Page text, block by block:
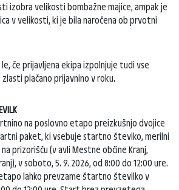
izobra velikosti bombažne majice, ampak je
v velikosti, ki je bila naročena ob prvotni
če prijavljena ekipa izpolnjuje tudi vse
plačano prijavnino v roku.
na poslovno etapo preizkušnjo dvojice
paket, ki vsebuje startno števiko, merilni
prizorišču (v avli Mestne občine Kranj,
v soboto, 5. 9. 2026, od 8:00 do 12:00 ure.
lahko prevzame štartno številko v